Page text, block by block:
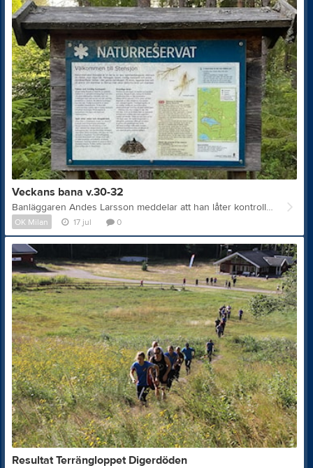
Veckans bana v.30-32
Banläggaren Andes Larsson meddelar att han låter kontrollerna var ute tom lördag 8 augusti. Kontrollerna kommer att finnas ute från lördag den 18 juli tom lördag den 8 augusti. Samling vid Stensjöns Naturreservats parkering, se vägvisning Eventor. 4 banor, 6,5 km, 4,7 km, 2,9 km och 2,1 km. Vi har ingen stämpling men kontrollställningar med skärmar och kodsiffror kommer att finnas. Banläggare Anders Larsson. Banorna kommer läggas upp på Livelox, så alla med gps-klockor eller med Livelox-appen i telefonen, kan jämföra tid och vägval med sina träningskompisar. Kartor kommer att finnas i en brevlåda utanför omklädningsrummet vid Digerberget fr.o.m. lördag 18 juli eller hämtas som pdf-filer för egen utskrift. Vi har ingen stämpling men kontrollställningar med skärmar och kodsiffror kommer att finnas. Träningen är öppen för andra klubbar, men då till en kostnad av 30 kr för deltagare äldre än 20 år, swishas till nr 123 440 27 15 eller betalas till bankgiro 516-4736. Banor Bana 1 Bana 2 Bana 3 Bana 4 Ytterligare info Eventor Livelox Bilder från terrängen Mer info om Naturreservatet Stensjön
OK Milan 17 jul 0
Resultat Terrängloppet Digerdöden